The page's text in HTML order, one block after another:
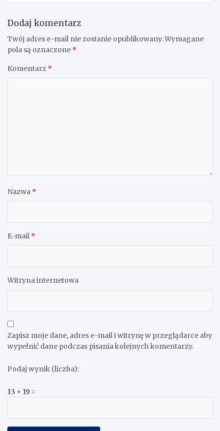
Dodaj komentarz
Twój adres e-mail nie zostanie opublikowany.Wymagane
pola są oznaczone *
Komentarz *
Nazwa *
E-mail *
Witryna internetowa
Zapisz moje dane, adres e-mail i witrynę w przeglądarce aby
wypełnić dane podczas pisania kolejnych komentarzy.
Podaj wynik (liczba):
13 + 19 =